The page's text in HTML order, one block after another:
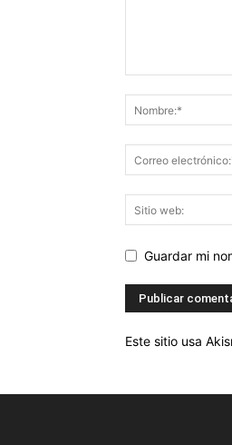
Guardar mi
Este sitio usa